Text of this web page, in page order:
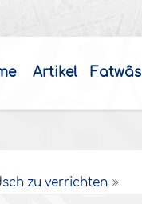
Artikel Fatwâs
zu verrichten